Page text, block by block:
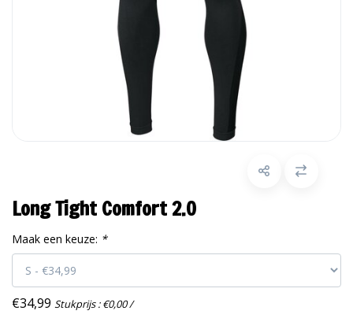
Long Tight Comfort 2.0
Maak een keuze: *
€34,99 Stukprijs : €0,00 /